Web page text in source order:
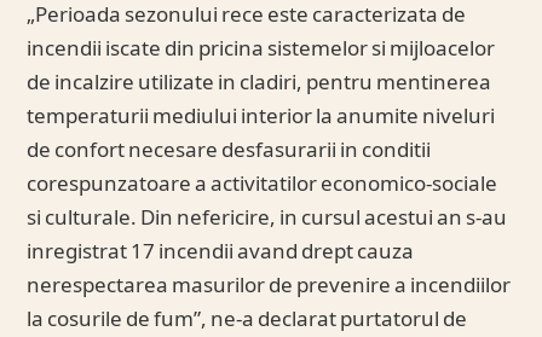
„Perioada sezonului rece este caracterizata de
incendii iscate din pricina sistemelor si mijloacelor
de incalzire utilizate in cladiri, pentru mentinerea
temperaturii mediului interior la anumite niveluri
de confort necesare desfasurarii in conditii
corespunzatoare a activitatilor economico-sociale
si culturale. Din nefericire, in cursul acestui an s-au
inregistrat 17 incendii avand drept cauza
nerespectarea masurilor de prevenire a incendiilor
la cosurile de fum”, ne-a declarat purtatorul de